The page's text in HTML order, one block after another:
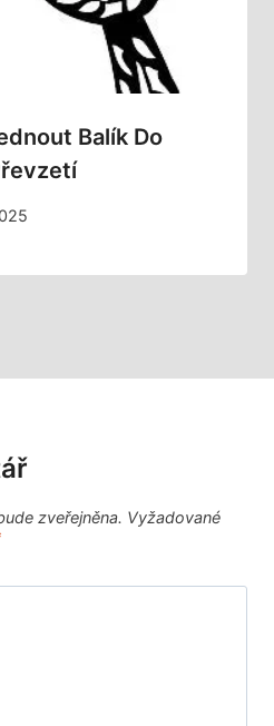
Balík Do
zveřejněna. Vyžadované